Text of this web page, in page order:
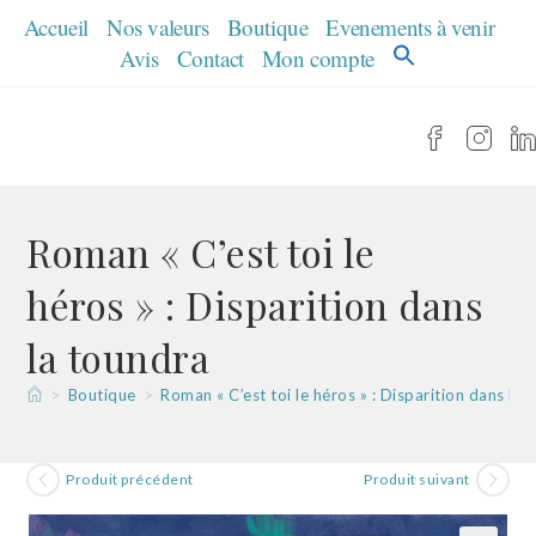
Accueil Nos valeurs Boutique Evenements à venir
Avis
Contact Mon compte
Roman « C’est toi le
héros » : Disparition dans
la toundra
> Boutique > Roman « C’est toi le héros » : Disparition dans la
Produit précédent Produit suivant